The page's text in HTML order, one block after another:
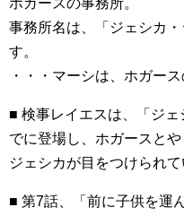
ホガースの事務所。
事務所名は、「ジェシカ
す。
・・・マーシは、ホガー
■ 検事レイエスは、「ジ
でに登場し、ホガースとや
ジェシカが目をつけられ
■ 第7話、「前に子供を運